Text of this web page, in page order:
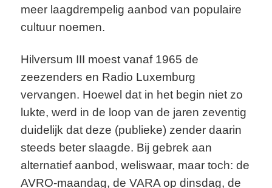
meer laagdrempelig aanbod van populaire
cultuur noemen.
Hilversum III moest vanaf 1965 de
zeezenders en Radio Luxemburg
vervangen. Hoewel dat in het begin niet zo
lukte, werd in de loop van de jaren zeventig
duidelijk dat deze (publieke) zender daarin
steeds beter slaagde. Bij gebrek aan
alternatief aanbod, weliswaar, maar toch: de
AVRO-maandag, de VARA op dinsdag, de